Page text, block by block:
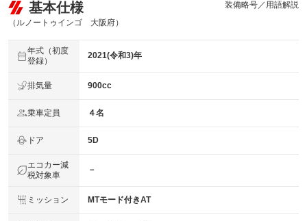
基本仕様
（ルノートゥインゴ 大阪府）
装備略号／用語解説
年式（初度
登録）
2021(令和3)年
排気量 900cc
乗車定員 ４名
ドア 5D
エコカー減
税対象車
－
ミッション MTモード付きAT